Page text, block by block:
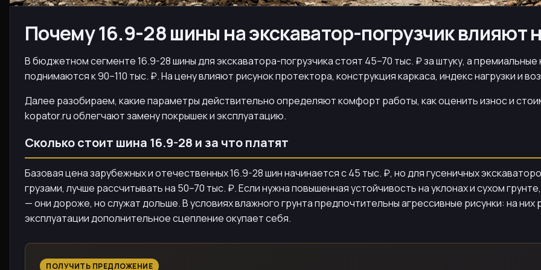
Почему 16.9-28 шины на экскаватор-погрузчик влияют
В бюджетном сегменте 16.9-28 шины для экскаватора-погрузчика стоят 45–70 тыс. ₽ за штуку, а
поднимаются к 90–110 тыс. ₽. На цену влияют рисунок протектора, конструкция каркаса, индекс нагрузки и
Далее разобираем, какие параметры действительно определяют комфорт работы, как оценить износ и
kopator.ru облегчают замену покрышек и эксплуатацию.
Сколько стоит шина 16.9-28 и за что платят
Базовая цена зарубежных и отечественных 16.9-28 шин начинается с 45 тыс. ₽, но для гусеничных
грузами, лучше рассчитывать на 50–70 тыс. ₽. Если нужна повышенная устойчивость на уклонах и сухом
— они дороже, но служат дольше. В условиях влажного грунта предпочтительны агрессивные рисунки: на них
эксплуатации дополнительное сцепление окупает себя.
ПОЛУЧИТЬ ПРЕДЛОЖЕНИЕ